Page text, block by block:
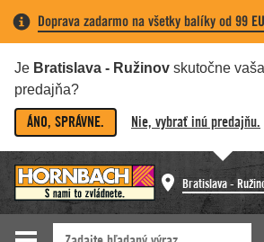
Doprava zadarmo na všetky balíky od 99
Je Bratislava - Ružinov skutočne vaša
predajňa?
ÁNO, SPRÁVNE. Nie, vybrať inú predajňu.
Bratislava -